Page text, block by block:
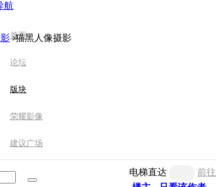
航
首页
论坛
版块
荣耀影像
建议广场
›猫黑人像摄影
电梯直达
前往